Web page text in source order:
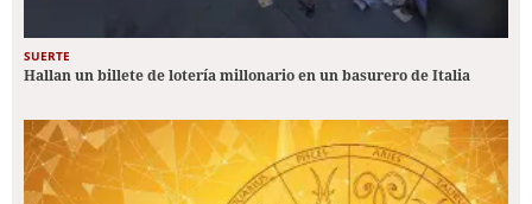
SUERTE
Hallan un billete de lotería millonario en un basurero de Italia